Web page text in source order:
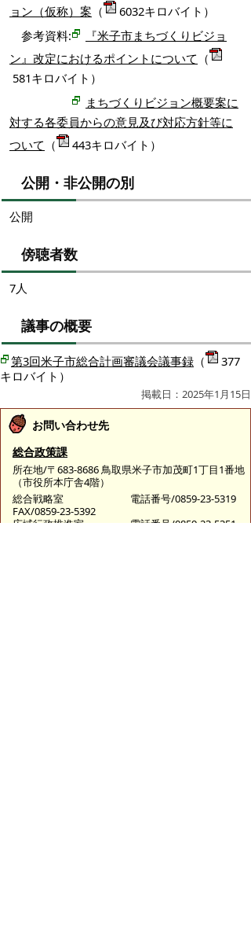
ョン（仮称）案 （
6032キロバイト）
参考資料:
『米子市まちづくりビジョ
ン』改定におけるポイントについて （
581キロバイト）
まちづくりビジョン概要案に
対する各委員からの意見及び対応方針等に
ついて （ 443キロバイト）
公開・非公開の別
公開
傍聴者数
7人
議事の概要
第3回米子市総合計画審議会議事録 （
377
キロバイト）
掲載日：2025年1月15日
お問い合わせ先
総合政策課
所在地/〒683-8686 鳥取県米子市加茂町1丁目1番地
（市役所本庁舎4階）
総合戦略室
電話番号/0859-23-5319
FAX/0859-23-5392
広域行政推進室
電話番号/0859-23-5351